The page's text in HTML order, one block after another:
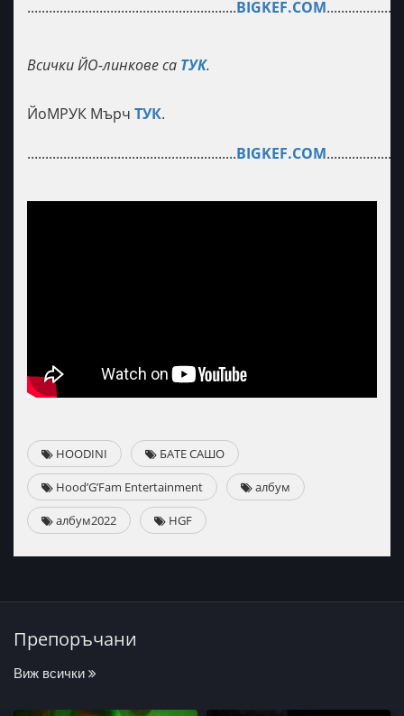
..........................................................BIGKEF.COM
Всички ЙО-линкове са ТУК.
ЙоМРУК Мърч ТУК.
..........................................................BIGKEF.COM
HOODINI БАТЕ САШО
Hood’G’Fam Entertainment албум
албум2022 HGF
Препоръчани
Виж всички